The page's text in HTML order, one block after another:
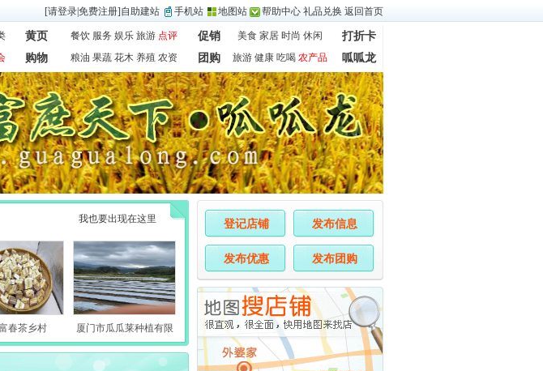
[请登录免费注册]自助建站 手机站 地图站 帮助中心 礼品兑换 返回首页
黄页 餐饮 服务 娱乐 旅游 点评 促销 美食 家居 时尚 休闲
打折卡
购物 粮油 果蔬 花木 养殖 农资 团购 旅游 健康 吃喝 农产品 呱呱龙
我也要出现在这里
春茶乡村 厦门市瓜瓜莱种植有限
登记店铺 发布信息
发布优惠 发布团购